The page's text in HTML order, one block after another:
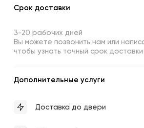
Срок доставки
3-20 рабочих дней
Вы можете позвонить нам или
чтобы узнать точный срок доставки
Дополнительные услуги
Доставка до двери